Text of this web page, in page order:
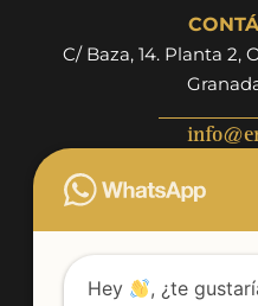
C/ Baza, 14. Planta 2,
Hey
, ¿te